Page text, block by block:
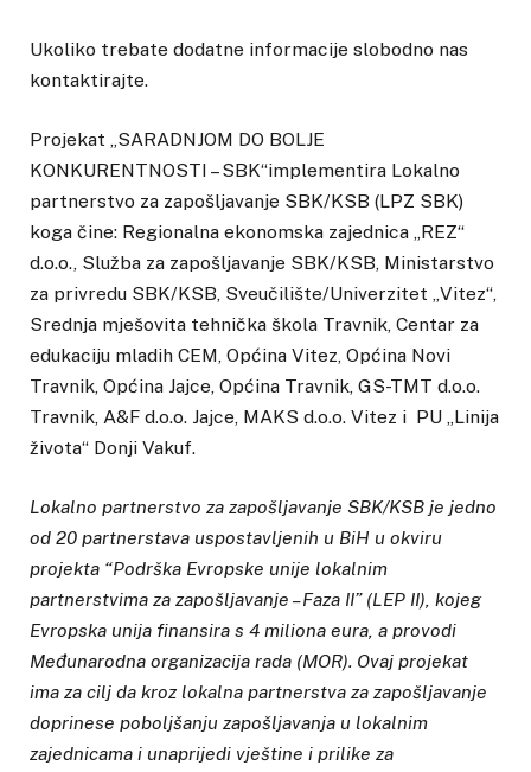
Ukoliko trebate dodatne informacije slobodno nas
kontaktirajte.
Projekat „SARADNJOM DO BOLJE
KONKURENTNOSTI – SBK“implementira Lokalno
partnerstvo za zapošljavanje SBK/KSB (LPZ SBK)
koga čine: Regionalna ekonomska zajednica „REZ“
d.o.o., Služba za zapošljavanje SBK/KSB, Ministarstvo
za privredu SBK/KSB, Sveučilište/Univerzitet „Vitez“,
Srednja mješovita tehnička škola Travnik, Centar za
edukaciju mladih CEM, Općina Vitez, Općina Novi
Travnik, Općina Jajce, Općina Travnik, GS-TMT d.o.o.
Travnik, A&F d.o.o. Jajce, MAKS d.o.o. Vitez i PU „Linija
života“ Donji Vakuf.
Lokalno partnerstvo za zapošljavanje SBK/KSB je jedno
od 20 partnerstava uspostavljenih u BiH u okviru
projekta “Podrška Evropske unije lokalnim
partnerstvima za zapošljavanje – Faza II” (LEP II), kojeg
Evropska unija finansira s 4 miliona eura, a provodi
Međunarodna organizacija rada (MOR). Ovaj projekat
ima za cilj da kroz lokalna partnerstva za zapošljavanje
doprinese poboljšanju zapošljavanja u lokalnim
zajednicama i unaprijedi vještine i prilike za